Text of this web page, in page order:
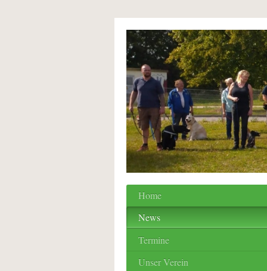
Home
News
Termine
Unser Verein